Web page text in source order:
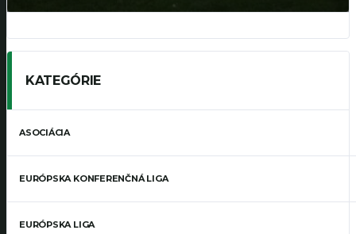
KATEGÓRIE
ASOCIÁCIA
EURÓPSKA KONFERENČNÁ LIGA
EURÓPSKA LIGA